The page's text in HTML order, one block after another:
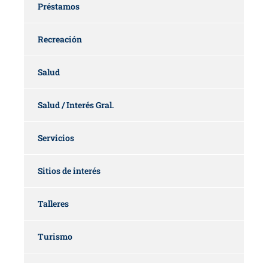
Préstamos
Recreación
Salud
Salud / Interés Gral.
Servicios
Sitios de interés
Talleres
Turismo